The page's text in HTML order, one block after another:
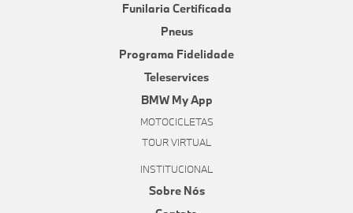
Funilaria Certificada
Pneus
Programa Fidelidade
Teleservices
BMW My App
MOTOCICLETAS
TOUR VIRTUAL
INSTITUCIONAL
Sobre Nós